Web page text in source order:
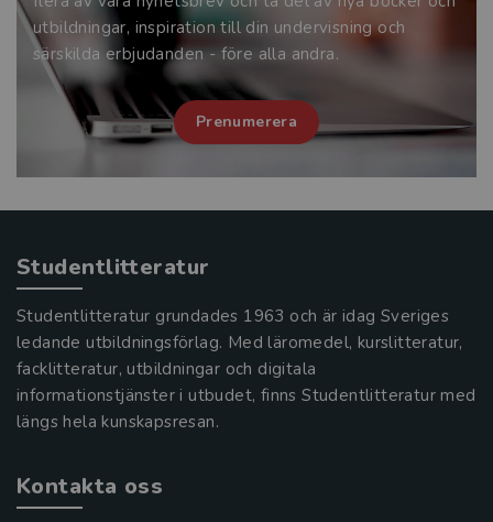
utbildningar, inspiration till din undervisning och
särskilda erbjudanden - före alla andra.
Prenumerera
Studentlitteratur
Studentlitteratur grundades 1963 och är idag Sveriges
ledande utbildningsförlag. Med läromedel, kurslitteratur,
facklitteratur, utbildningar och digitala
informationstjänster i utbudet, finns Studentlitteratur med
längs hela kunskapsresan.
Kontakta oss